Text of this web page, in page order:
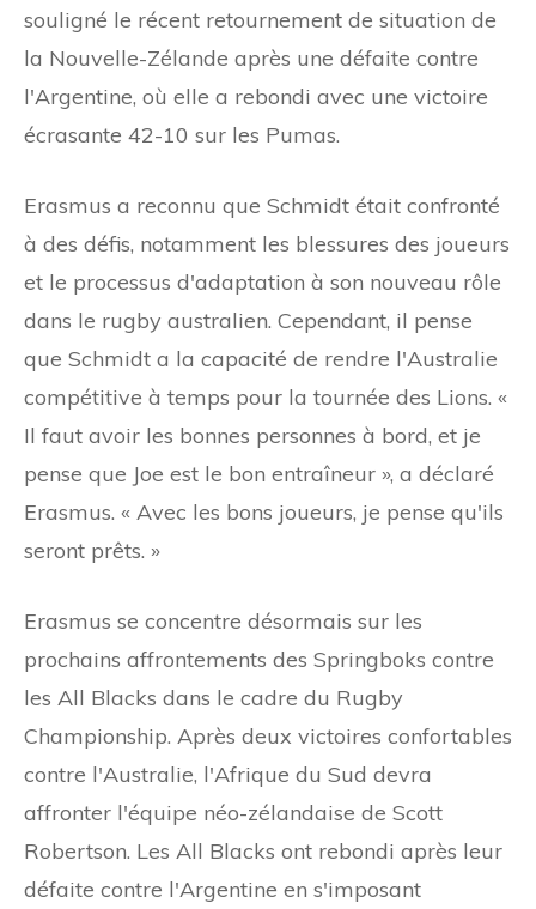
souligné le récent retournement de situation de
la Nouvelle-Zélande après une défaite contre
l'Argentine, où elle a rebondi avec une victoire
écrasante 42-10 sur les Pumas.
Erasmus a reconnu que Schmidt était confronté
à des défis, notamment les blessures des joueurs
et le processus d'adaptation à son nouveau rôle
dans le rugby australien. Cependant, il pense
que Schmidt a la capacité de rendre l'Australie
compétitive à temps pour la tournée des Lions. «
Il faut avoir les bonnes personnes à bord, et je
pense que Joe est le bon entraîneur », a déclaré
Erasmus. « Avec les bons joueurs, je pense qu'ils
seront prêts. »
Erasmus se concentre désormais sur les
prochains affrontements des Springboks contre
les All Blacks dans le cadre du Rugby
Championship. Après deux victoires confortables
contre l'Australie, l'Afrique du Sud devra
affronter l'équipe néo-zélandaise de Scott
Robertson. Les All Blacks ont rebondi après leur
défaite contre l'Argentine en s'imposant